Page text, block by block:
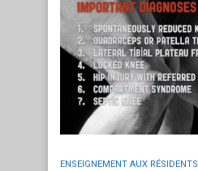
ENSEIGNEMENT AUX RÉSIDENTS